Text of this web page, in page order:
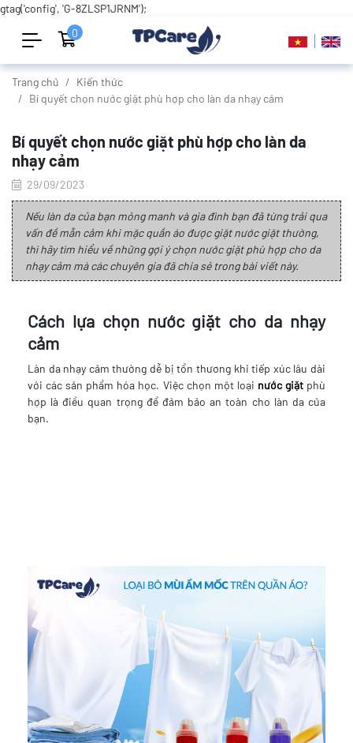
gtag('config', 'G-8ZLSP1JRNM');
0
Trang chủ
Kiến thức
Bí quyết chọn nước giặt phù hợp cho làn da nhạy cảm
Bí quyết chọn nước giặt phù hợp cho làn da
nhạy cảm
29/09/2023
Nếu làn da của bạn mỏng manh và gia đình bạn đã từng trải qua
vấn đề mẫn cảm khi mặc quần áo được giặt nước giặt thường,
thì hãy tìm hiểu về những gợi ý chọn nước giặt phù hợp cho da
nhạy cảm mà các chuyên gia đã chia sẻ trong bài viết này.
Cách lựa chọn nước giặt cho da nhạy
cảm
Làn da nhạy cảm thường dễ bị tổn thương khi tiếp xúc lâu dài
với các sản phẩm hóa học. Việc chọn một loại nước giặtphù
hợp là điều quan trọng để đảm bảo an toàn cho làn da của
bạn.